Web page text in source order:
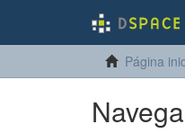
Página